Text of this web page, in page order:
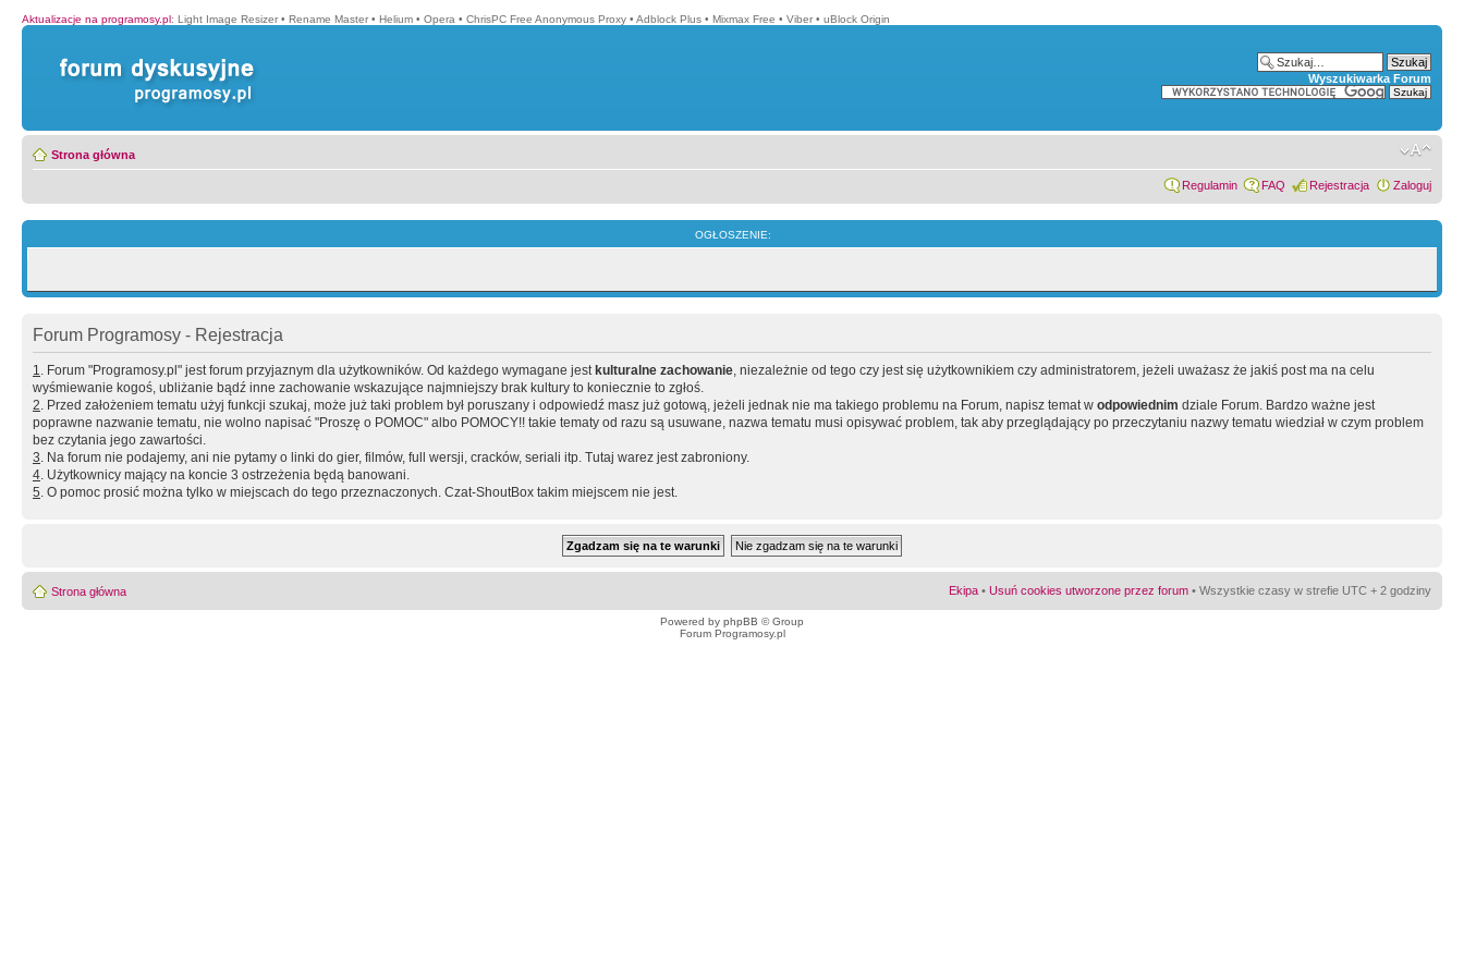
Aktualizacje na programosy.pl: Light Image Resizer • Rename Master • Helium • Opera • ChrisPC Free Anonymous Proxy • Adblock Plus • Mixmax Free • Viber • uBlock Origin
Wyszukiwarka Forum
Strona główna
Regulamin FAQ Rejestracja Zaloguj
OGŁOSZENIE:
Forum Programosy - Rejestracja
1. Forum "Programosy.pl" jest forum przyjaznym dla użytkowników. Od każdego wymagane jest kulturalne zachowanie, niezależnie od tego czy jest się użytkownikiem czy administratorem, jeżeli uważasz że jakiś post ma na celu
wyśmiewanie kogoś, ubliżanie bądź inne zachowanie wskazujące najmniejszy brak kultury to koniecznie to zgłoś.
2. Przed założeniem tematu użyj funkcji szukaj, może już taki problem był poruszany i odpowiedź masz już gotową, jeżeli jednak nie ma takiego problemu na Forum, napisz temat w odpowiednim dziale Forum. Bardzo ważne jest
poprawne nazwanie tematu, nie wolno napisać "Proszę o POMOC" albo POMOCY!! takie tematy od razu są usuwane, nazwa tematu musi opisywać problem, tak aby przeglądający po przeczytaniu nazwy tematu wiedział w czym problem
bez czytania jego zawartości.
3. Na forum nie podajemy, ani nie pytamy o linki do gier, filmów, full wersji, cracków, seriali itp. Tutaj warez jest zabroniony.
4. Użytkownicy mający na koncie 3 ostrzeżenia będą banowani.
5. O pomoc prosić można tylko w miejscach do tego przeznaczonych. Czat-ShoutBox takim miejscem nie jest.
Strona główna Ekipa • Usuń cookies utworzone przez forum • Wszystkie czasy w strefie UTC + 2 godziny
Powered by phpBB © Group
Forum Programosy.pl